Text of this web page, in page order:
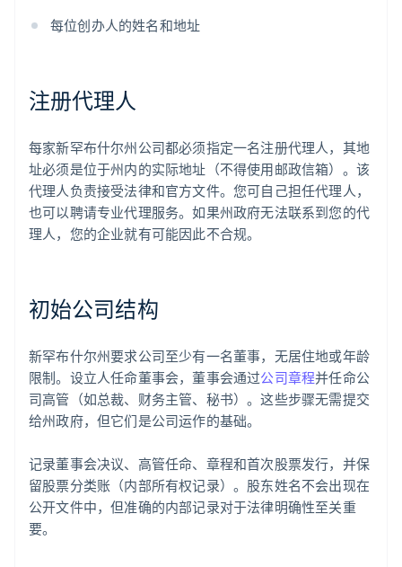
每位创办人的姓名和地址
注册代理人
每家新罕布什尔州公司都必须指定一名注册代理人，其地
址必须是位于州内的实际地址（不得使用邮政信箱）。该
代理人负责接受法律和官方文件。您可自己担任代理人，
也可以聘请专业代理服务。如果州政府无法联系到您的代
理人，您的企业就有可能因此不合规。
初始公司结构
新罕布什尔州要求公司至少有一名董事，无居住地或年龄
限制。设立人任命董事会，董事会通过公司章程并任命公
司高管（如总裁、财务主管、秘书）。这些步骤无需提交
给州政府，但它们是公司运作的基础。
记录董事会决议、高管任命、章程和首次股票发行，并保
留股票分类账（内部所有权记录）。股东姓名不会出现在
公开文件中，但准确的内部记录对于法律明确性至关重
要。